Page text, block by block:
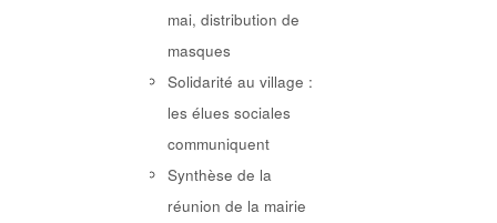
mai, distribution de
masques
Solidarité au village :
les élues sociales
communiquent
Synthèse de la
réunion de la mairie